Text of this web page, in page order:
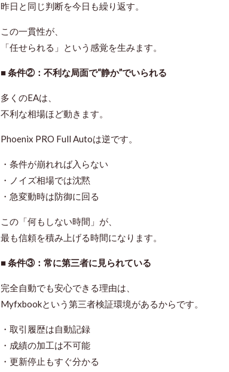
昨日と同じ判断を今日も繰り返す。
この一貫性が、
「任せられる」という感覚を生みます。
■ 条件②：不利な局面で“静か”でいられる
多くのEAは、
不利な相場ほど動きます。
Phoenix PRO Full Autoは逆です。
・条件が崩れれば入らない
・ノイズ相場では沈黙
・急変動時は防御に回る
この「何もしない時間」が、
最も信頼を積み上げる時間になります。
■ 条件③：常に第三者に見られている
完全自動でも安心できる理由は、
Myfxbookという第三者検証環境があるからです。
・取引履歴は自動記録
・成績の加工は不可能
・更新停止もすぐ分かる